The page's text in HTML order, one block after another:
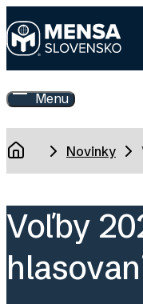
to
main
Toggle
Menu
Menu
BreadcrumbNovinky
Voľby